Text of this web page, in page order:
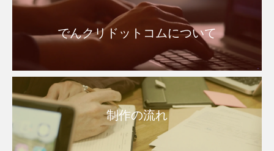
でんクリドットコムについて
制作の流れ